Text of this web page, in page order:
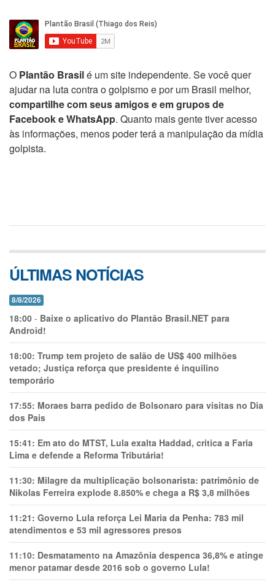
O Plantão Brasilé um site independente. Se você quer
ajudar na luta contra o golpismo e por um Brasil melhor,
compartilhe com seus amigos e em grupos de
Facebook e WhatsApp. Quanto mais gente tiver acesso
às informações, menos poder terá a manipulação da mídia
golpista.
ÚLTIMAS NOTÍCIAS
8/8/2026
18:00 - Baixe o aplicativo do Plantão Brasil.NET para
Android!
18:00: Trump tem projeto de salão de US$ 400 milhões
vetado; Justiça reforça que presidente é inquilino
temporário
17:55: Moraes barra pedido de Bolsonaro para visitas no Dia
dos Pais
15:41: Em ato do MTST, Lula exalta Haddad, critica a Faria
Lima e defende a Reforma Tributária!
11:30: Milagre da multiplicação bolsonarista: patrimônio de
Nikolas Ferreira explode 8.850% e chega a R$ 3,8 milhões
11:21: Governo Lula reforça Lei Maria da Penha: 783 mil
atendimentos e 53 mil agressores presos
11:10: Desmatamento na Amazônia despenca 36,8% e atinge
menor patamar desde 2016 sob o governo Lula!